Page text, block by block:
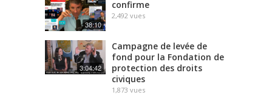
38:10
confirme
2,492 vues
3:04:42
Campagne de levée de
fond pour la Fondation de
protection des droits
civiques
1,873 vues